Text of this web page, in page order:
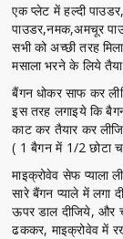
एक प्लेट में हल्दी
पाउडर,नमक,अमचूर
सभी को अच्छी तरह
मसाला भरने के लिये
बैंगन धोकर साफ कर
इस तरह लगाइये कि
काट कर तैयार कर
( 1 बैगन में 1/2 छोटा
माइक्रोवेव सेफ प्याला
सारे बैंगन प्याले में लगा
ऊपर डाल दीजिये, और
ढककर, माइक्रोवेव में